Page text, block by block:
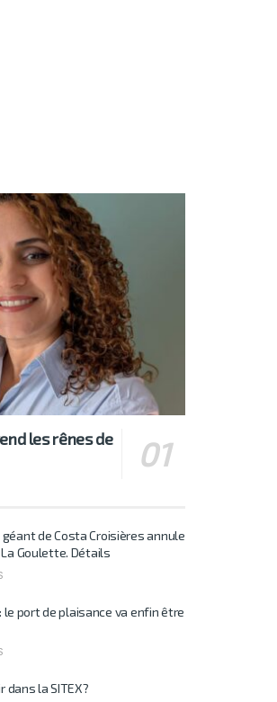
les rênes de
de Costa Croisières annule
Goulette. Détails
: le port de plaisance va enfin être
dans la SITEX?